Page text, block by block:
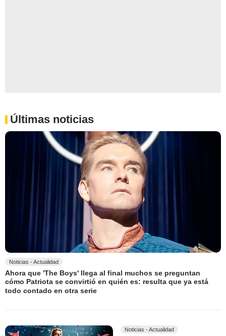
Últimas noticias
Noticias - Actualidad
Ahora que 'The Boys' llega al final muchos se preguntan
cómo Patriota se convirtió en quién es: resulta que ya está
todo contado en otra serie
Noticias - Actualidad